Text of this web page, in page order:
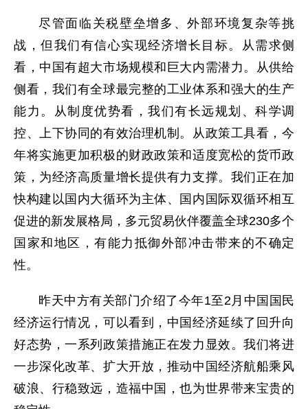
尽管面临关税壁垒增多、外部环境复杂等挑
战，但我们有信心实现经济增长目标。从需求侧
看，中国有超大市场规模和巨大内需潜力。从供给
侧看，我们有全球最完整的工业体系和强大的生产
能力。从制度优势看，我们有长远规划、科学调
控、上下协同的有效治理机制。从政策工具看，今
年将实施更加积极的财政政策和适度宽松的货币政
策，为经济高质量增长提供有力支撑。我们正在加
快构建以国内大循环为主体、国内国际双循环相互
促进的新发展格局，多元贸易伙伴覆盖全球230多个
国家和地区，有能力抵御外部冲击带来的不确定
性。
昨天中方有关部门介绍了今年1至2月中国国民
经济运行情况，可以看到，中国经济延续了回升向
好态势，一系列政策措施正在发力显效。我们将进
一步深化改革、扩大开放，推动中国经济航船乘风
破浪、行稳致远，造福中国，也为世界带来宝贵的